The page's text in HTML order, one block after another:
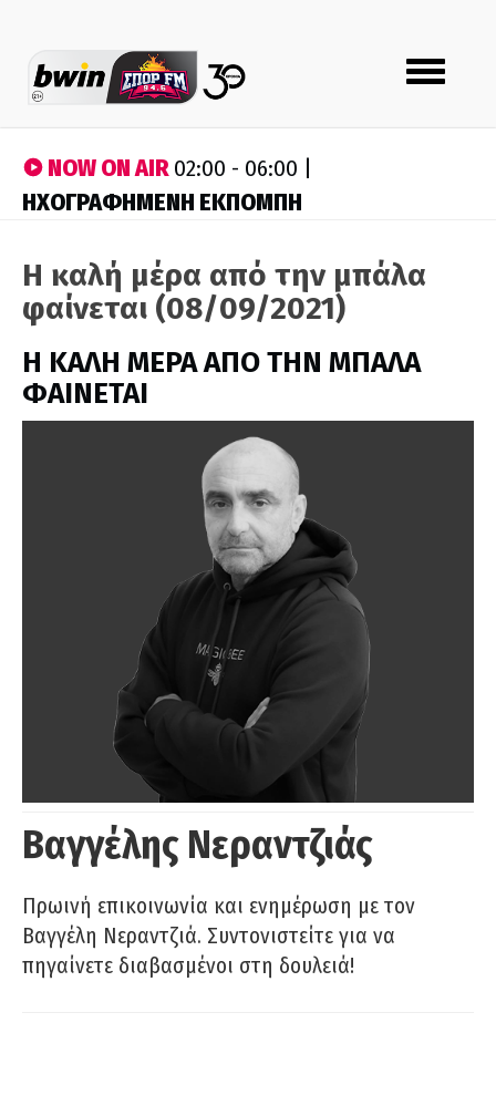
Toggle
navigation
NOW ON AIR02:00 - 06:00 |
ΗΧΟΓΡΑΦΗΜΕΝΗ ΕΚΠΟΜΠΗ
Η καλή μέρα από την μπάλα
φαίνεται (08/09/2021)
H ΚΑΛΗ ΜΕΡΑ ΑΠΟ ΤΗΝ ΜΠΑΛΑ
ΦΑΙΝΕΤΑΙ
Βαγγέλης Νεραντζιάς
Πρωινή επικοινωνία και ενημέρωση με τον
Βαγγέλη Νεραντζιά. Συντονιστείτε για να
πηγαίνετε διαβασμένοι στη δουλειά!